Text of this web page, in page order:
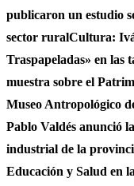
publicaron un estudio
sector ruralCultura:
Traspapeladas» en las
muestra sobre el
Museo Antropológico
Pablo Valdés anunció
industrial de la
Educación y Salud en